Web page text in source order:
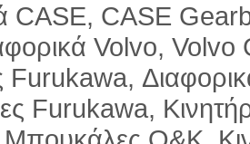
CASE, CASE
Volvo,
Furukawa,
Furukawa,